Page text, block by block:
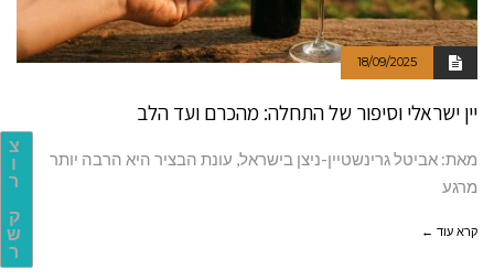
צ
ו
ר
ק
ש
ר
18/09/2025
יין ישראלי וסיפור של התחלה: מהכרם ועד הלב
מאת: אביטל גרינשטיין-ניצן בישראל, עונת הבציר היא הרבה יותר
מרגע
קרא עוד ←